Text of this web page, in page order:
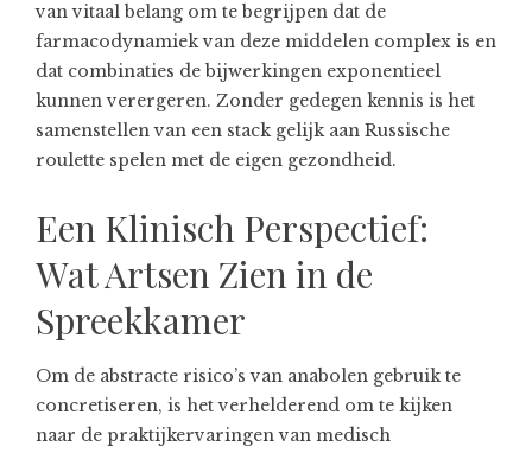
van vitaal belang om te begrijpen dat de
farmacodynamiek van deze middelen complex is en
dat combinaties de bijwerkingen exponentieel
kunnen verergeren. Zonder gedegen kennis is het
samenstellen van een stack gelijk aan Russische
roulette spelen met de eigen gezondheid.
Een Klinisch Perspectief:
Wat Artsen Zien in de
Spreekkamer
Om de abstracte risico’s van anabolen gebruik te
concretiseren, is het verhelderend om te kijken
naar de praktijkervaringen van medisch